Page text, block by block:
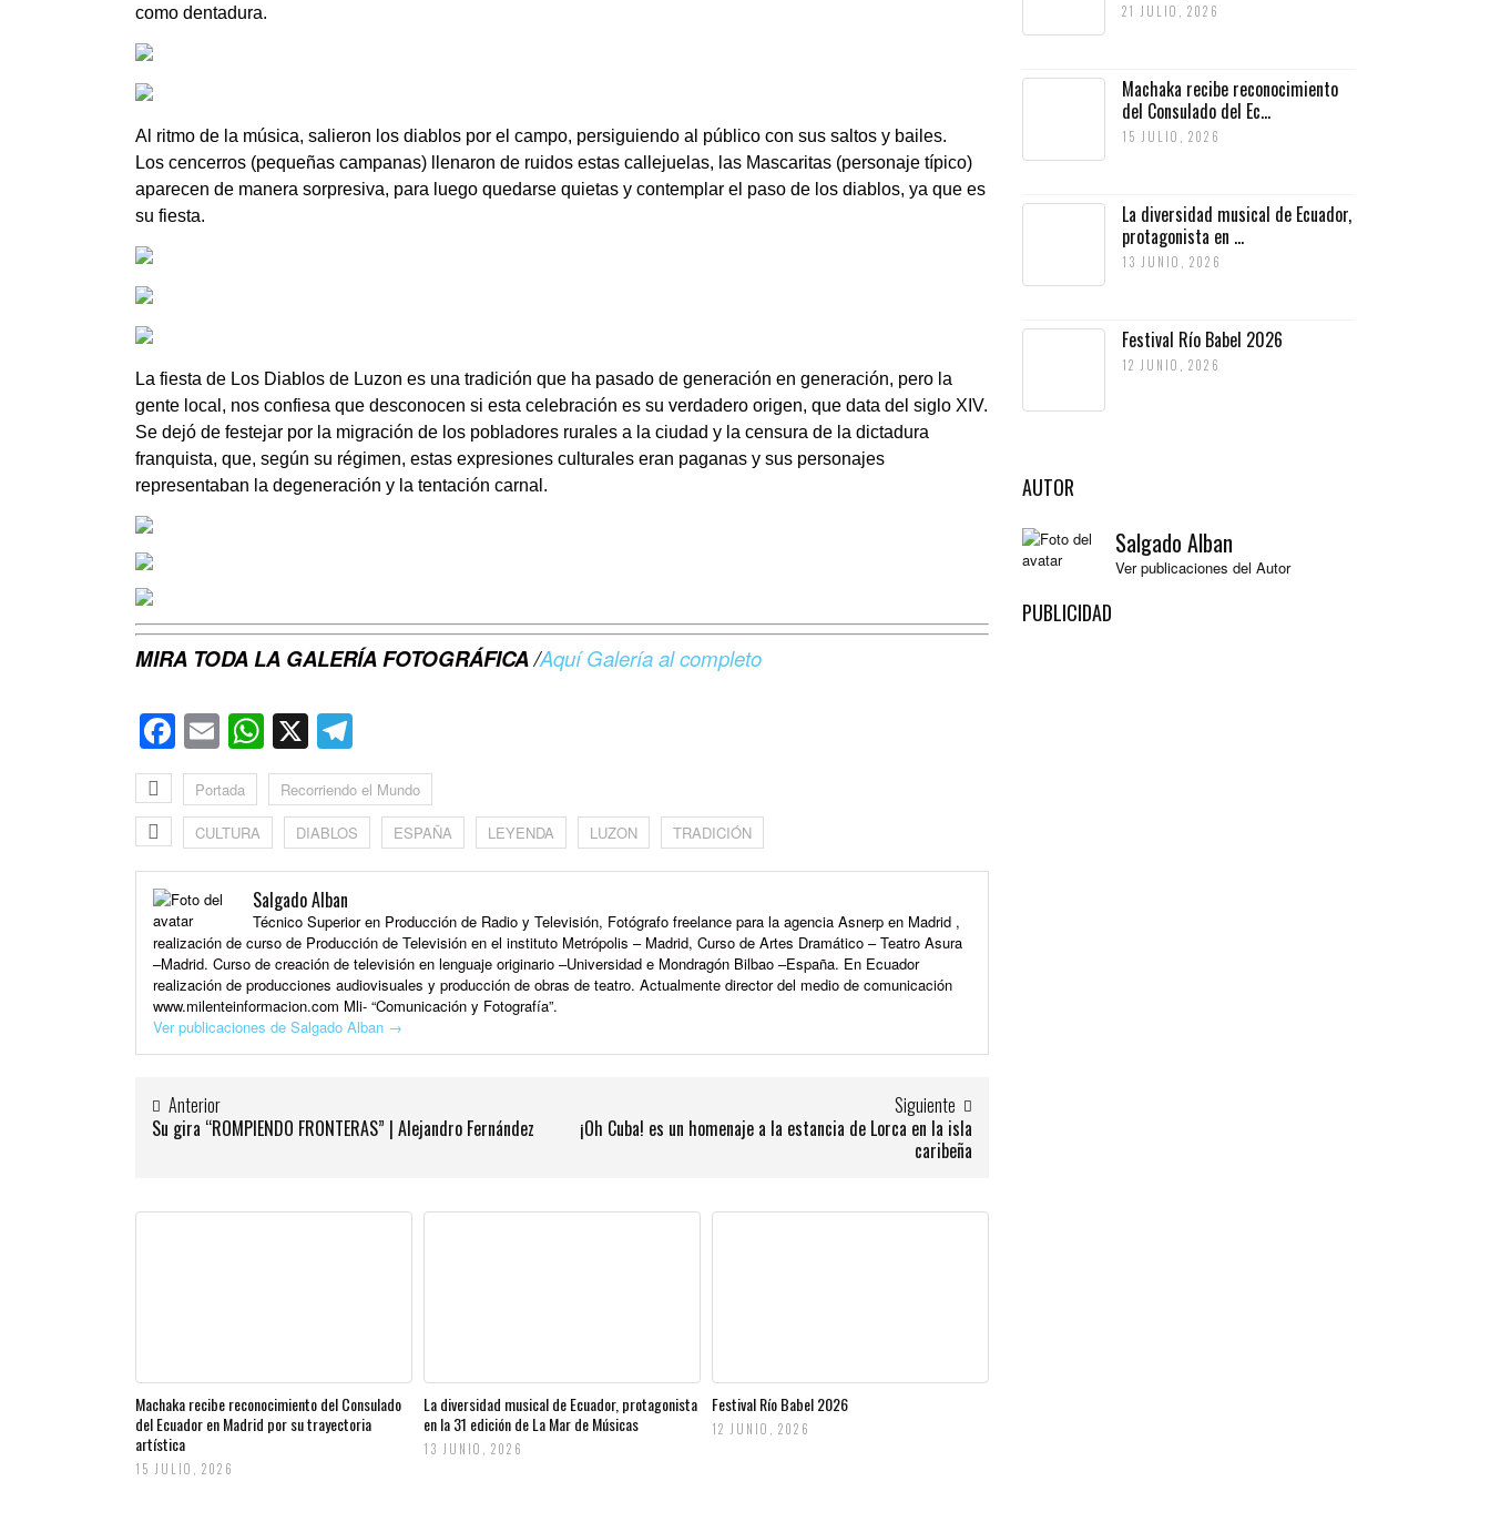
como dentadura.
Al ritmo de la música, salieron los diablos por el campo, persiguiendo al público con sus saltos y bailes.
Los cencerros (pequeñas campanas) llenaron de ruidos estas callejuelas, las Mascaritas (personaje típico)
aparecen de manera sorpresiva, para luego quedarse quietas y contemplar el paso de los diablos, ya que es
su fiesta.
La fiesta de Los Diablos de Luzon es una tradición que ha pasado de generación en generación, pero la
gente local, nos confiesa que desconocen si esta celebración es su verdadero origen, que data del siglo XIV.
Se dejó de festejar por la migración de los pobladores rurales a la ciudad y la censura de la dictadura
franquista, que, según su régimen, estas expresiones culturales eran paganas y sus personajes
representaban la degeneración y la tentación carnal.
MIRA TODA LA GALERÍA FOTOGRÁFICA/Aquí Galería al completo
Facebook
EmailWhatsApp
X
Portada Recorriendo el Mundo
CULTURA DIABLOS ESPAÑA LEYENDA LUZON TRADICIÓN
Salgado Alban
Técnico Superior en Producción de Radio y Televisión, Fotógrafo freelance para la agencia Asnerp en Madrid ,
realización de curso de Producción de Televisión en el instituto Metrópolis – Madrid, Curso de Artes Dramático – Teatro Asura
–Madrid. Curso de creación de televisión en lenguaje originario –Universidad e Mondragón Bilbao –España. En Ecuador
realización de producciones audiovisuales y producción de obras de teatro. Actualmente director del medio de comunicación
www.milenteinformacion.com Mli- “Comunicación y Fotografía”.
Ver publicaciones de Salgado Alban →
Anterior
Su gira “ROMPIENDO FRONTERAS” | Alejandro Fernández
Siguiente
¡Oh Cuba! es un homenaje a la estancia de Lorca en la isla
caribeña
Machaka recibe reconocimiento del Consulado
del Ecuador en Madrid por su trayectoria
artística
15 JULIO, 2026
La diversidad musical de Ecuador, protagonista
en la 31 edición de La Mar de Músicas
13 JUNIO, 2026
Festival Río Babel 2026
12 JUNIO, 2026
21 JULIO, 2026
Machaka recibe reconocimiento
del Consulado del Ec...
15 JULIO, 2026
La diversidad musical de Ecuador,
protagonista en ...
13 JUNIO, 2026
Festival Río Babel 2026
12 JUNIO, 2026
AUTOR
Salgado Alban
Ver publicaciones del Autor
PUBLICIDAD